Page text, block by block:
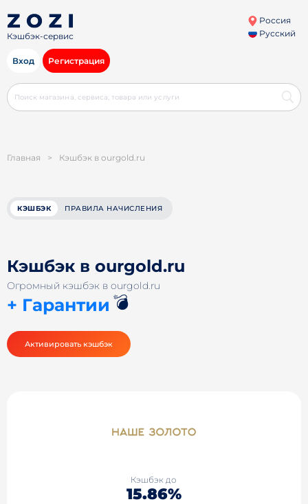
Кэшбэк-сервис
Россия
Русский
Вход Регистрация
Главная > Кэшбэк в ourgold.ru
КЭШБЭК ПРАВИЛА НАЧИСЛЕНИЯ
Кэшбэк в ourgold.ru
Огромный кэшбэк в ourgold.ru
+ Гарантии 💣
Активировать кэшбэк
Кэшбэк до
15.86%